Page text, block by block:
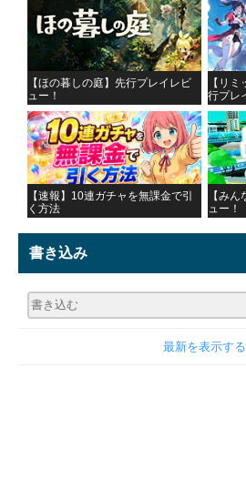
【ほの暮しの庭】先行プレイレビ
ュー！
【リ
行プレ
【速報】10連ガチャを無課金で引
く方法
【み
ュー！
書き込み
最新を表示する